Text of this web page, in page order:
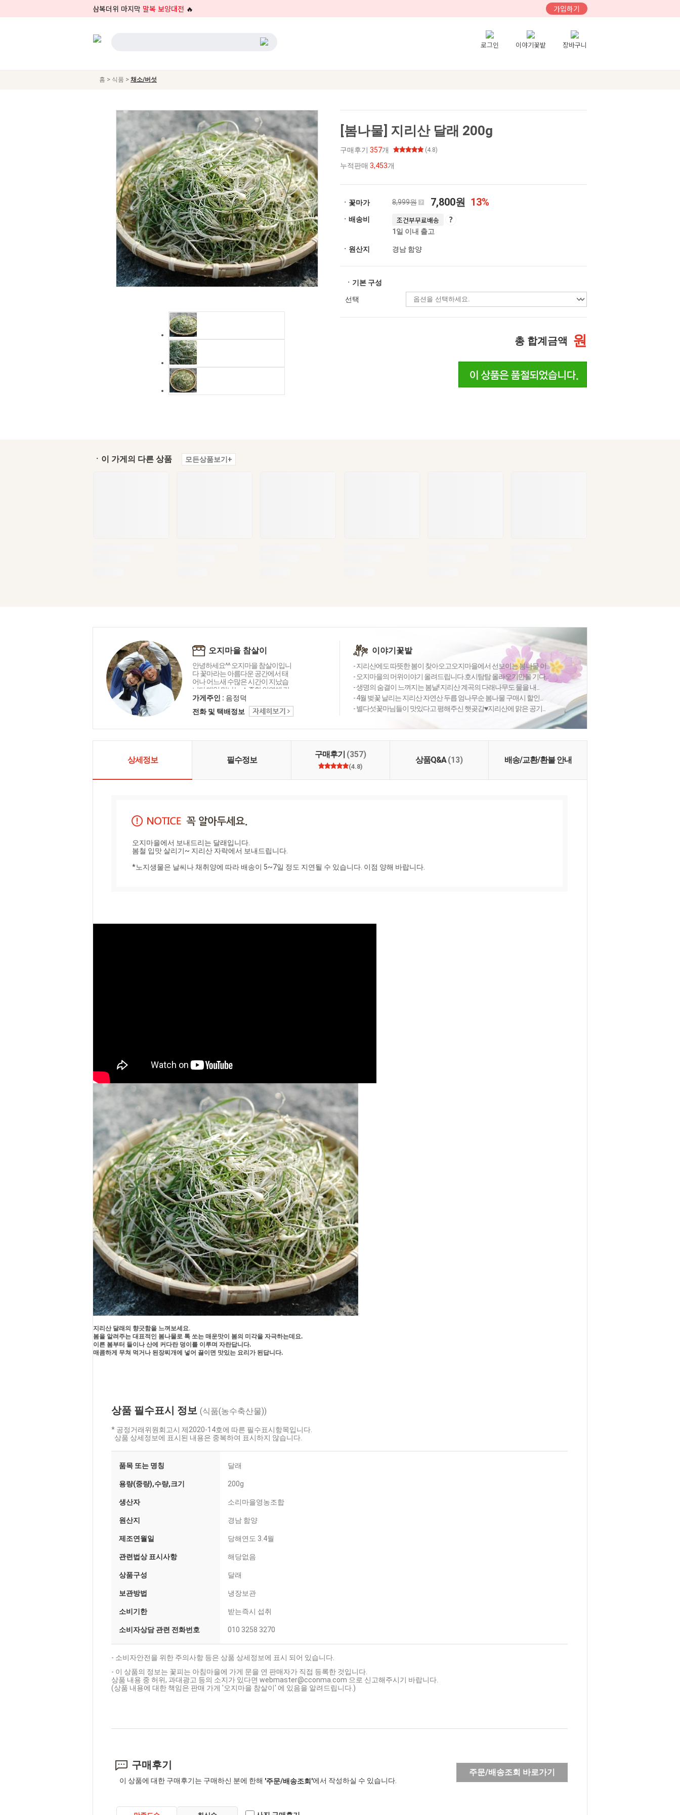
삼복더위 마지막 말복 보양대전 🔥 가입하기
로그인 이야기꽃밭 장바구니
홈 > 식품 > 채소/버섯
[봄나물] 지리산 달래 200g
구매후기 357개 (4.8)
누적판매 3,453개
ㆍ꽃마가 8,999원 7,800원 13%
ㆍ배송비 조건부무료배송
1일 이내 출고
ㆍ원산지 경남 함양
ㆍ기본 구성
선택
총 합계금액 원
ㆍ이 가게의 다른 상품 모든상품보기+
오지마을 참살이
안녕하세요^^ 오지마을 참살이입니
다 꽃마라는 아름다운 공간에서 태
어나 어느새 수많은 시간이 지났습
니다 매일 만나는 소중한 인연에 감
사드리며 오늘도 좋은 상품 감사의
마음을 담아 행복 미소로 전해드립
니다 함께해 주셔서 고맙습니다 ^_^
가게주인 : 음정덕
전화 및 택배정보
이야기꽃밭
- 지리산에도 따뜻한 봄이 찾아오고오지마을에서 선보이는 봄나물 이...
- 오지마을의 머위이야기 올려드립니다.호시탐탐 올라오기만을 기다...
- 생명의 숨결이 느껴지는 봄날! 지리산 계곡의 다래나무도 물을 내...
- 4월 벚꽃 날리는 지리산 자연산 두릅 엄나무순 봄나물 구매시 할인...
- 별다섯꽃마님들이 맛있다고 평해주신 햇곶감♥지리산에 맑은 공기...
상세정보 필수정보
구매후기 (357)
(4.8)
상품Q&A(13) 배송/교환/환불 안내
오지마을에서 보내드리는 달래입니다.
봄철 입맛 살리기~ 지리산 자락에서 보내드립니다.
*노지생물은 날씨나 채취양에 따라 배송이 5~7일 정도 지연될 수 있습니다. 이점 양해 바랍니다.
지리산 달래의 향긋함을 느껴보세요.
봄을 알려주는 대표적인 봄나물로 톡 쏘는 매운맛이 봄의 미각을 자극하는데요.
이른 봄부터 들이나 산에 커다란 덩이를 이루며 자란답니다.
매콤하게 무쳐 먹거나 된장찌개에 넣어 끓이면 맛있는 요리가 된답니다.
상품 필수표시 정보 (식품(농수축산물))
* 공정거래위원회고시 제2020-14호에 따른 필수표시항목입니다.
상품 상세정보에 표시된 내용은 중복하여 표시하지 않습니다.
품목 또는 명칭 달래
용량(중량),수량,크기 200g
생산자 소리마을영농조합
원산지 경남 함양
제조연월일 당해연도 3.4월
관련법상 표시사항 해당없음
상품구성 달래
보관방법 냉장보관
소비기한 받는즉시 섭취
소비자상담 관련 전화번호 010 3258 3270
- 소비자안전을 위한 주의사항 등은 상품 상세정보에 표시 되어 있습니다.
- 이 상품의 정보는 꽃피는 아침마을에 가게 문을 연 판매자가 직접 등록한 것입니다.
상품 내용 중 허위, 과대광고 등의 소지가 있다면 webmaster@cconma.com 으로 신고해주시기 바랍니다.
(상품 내용에 대한 책임은 판매 가게 '오지마을 참살이' 에 있음을 알려드립니다.)
구매후기
이 상품에 대한 구매후기는 구매하신 분에 한해 '주문/배송조회'에서 작성하실 수 있습니다.
주문/배송조회 바로가기